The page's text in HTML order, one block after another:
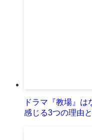
ドラマ『教場』
感じる3つの理由